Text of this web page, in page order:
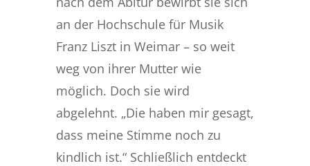
an der Hochschule für Musik
Franz Liszt in Weimar – so weit
weg von ihrer Mutter wie
möglich. Doch sie wird
abgelehnt. „Die haben mir gesagt,
dass meine Stimme noch zu
kindlich ist.“ Schließlich entdeckt